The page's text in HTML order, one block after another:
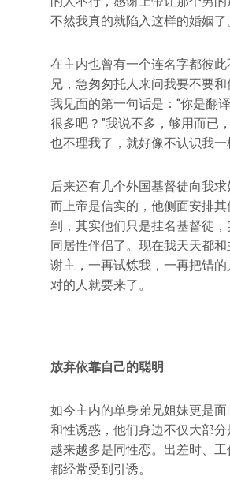
不然我真的就陷入这样的婚姻了
在主内也曾有一个连名字都彼
兄，急匆匆托人来问我要不要
我见面的第一句话是：“你是翻
很多吧？”我说不多，够用而已
也不理我了，就好像不认识我一
后来还有几个外国基督徒向我求
而上帝是信实的，他侧面安排
到，其实他们只是挂名基督徒
同居性伴侣了。现在我天天都
谢主，一再试炼我，一再把错
对的人就要来了。
放弃依靠自己的聪明
如今主内的单身弟兄姐妹更是
和性诱惑，他们身边不仅大部分
越来越多是同性恋。出差时、
都经常受到引诱。